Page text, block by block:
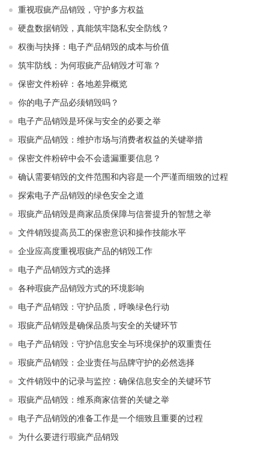
重视瑕疵产品销毁，守护多方权益
硬盘数据销毁，真能筑牢隐私安全防线？
权衡与抉择：电子产品销毁的成本与价值
筑牢防线：为何瑕疵产品销毁才可靠？
保密文件粉碎：各地差异概览
你的电子产品必须销毁吗？
电子产品销毁是环保与安全的必要之举​ ​
瑕疵产品销毁：维护市场与消费者权益的关键举措​ ​
保密文件粉碎中会不会遗漏重要信息？
确认需要销毁的文件范围和内容是一个严谨而细致的过程
探索电子产品销毁的绿色安全之道
瑕疵产品销毁是商家品质保障与信誉提升的智慧之举
文件销毁提高员工的保密意识和操作技能水平
企业应高度重视瑕疵产品的销毁工作
电子产品销毁方式的选择
各种瑕疵产品销毁方式的环境影响
电子产品销毁：守护品质，呼唤绿色行动
瑕疵产品销毁是确保品质与安全的关键环节
电子产品销毁：守护信息安全与环境保护的双重责任
瑕疵产品销毁：企业责任与品牌守护的必然选择
文件销毁中的记录与监控：确保信息安全的关键环节
瑕疵产品销毁：维系商家信誉的关键之举
电子产品销毁的准备工作是一个细致且重要的过程
为什么要进行瑕疵产品销毁